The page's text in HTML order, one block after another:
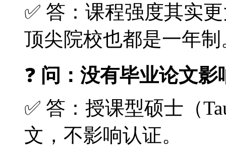
✅ 答：课程强度其实
顶尖院校也都是一年制
❓ 问：没有毕业论文影
✅ 答：授课型硕士（
文，不影响认证。